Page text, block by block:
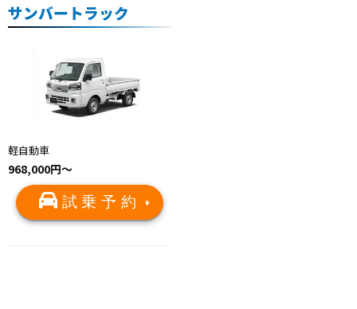
サンバートラック
軽自動車
968,000円～
試乗予約